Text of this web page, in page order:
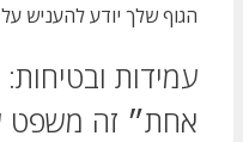
הגוף שלך יודע להעניש על
עמידות
אחת״ זה משפט